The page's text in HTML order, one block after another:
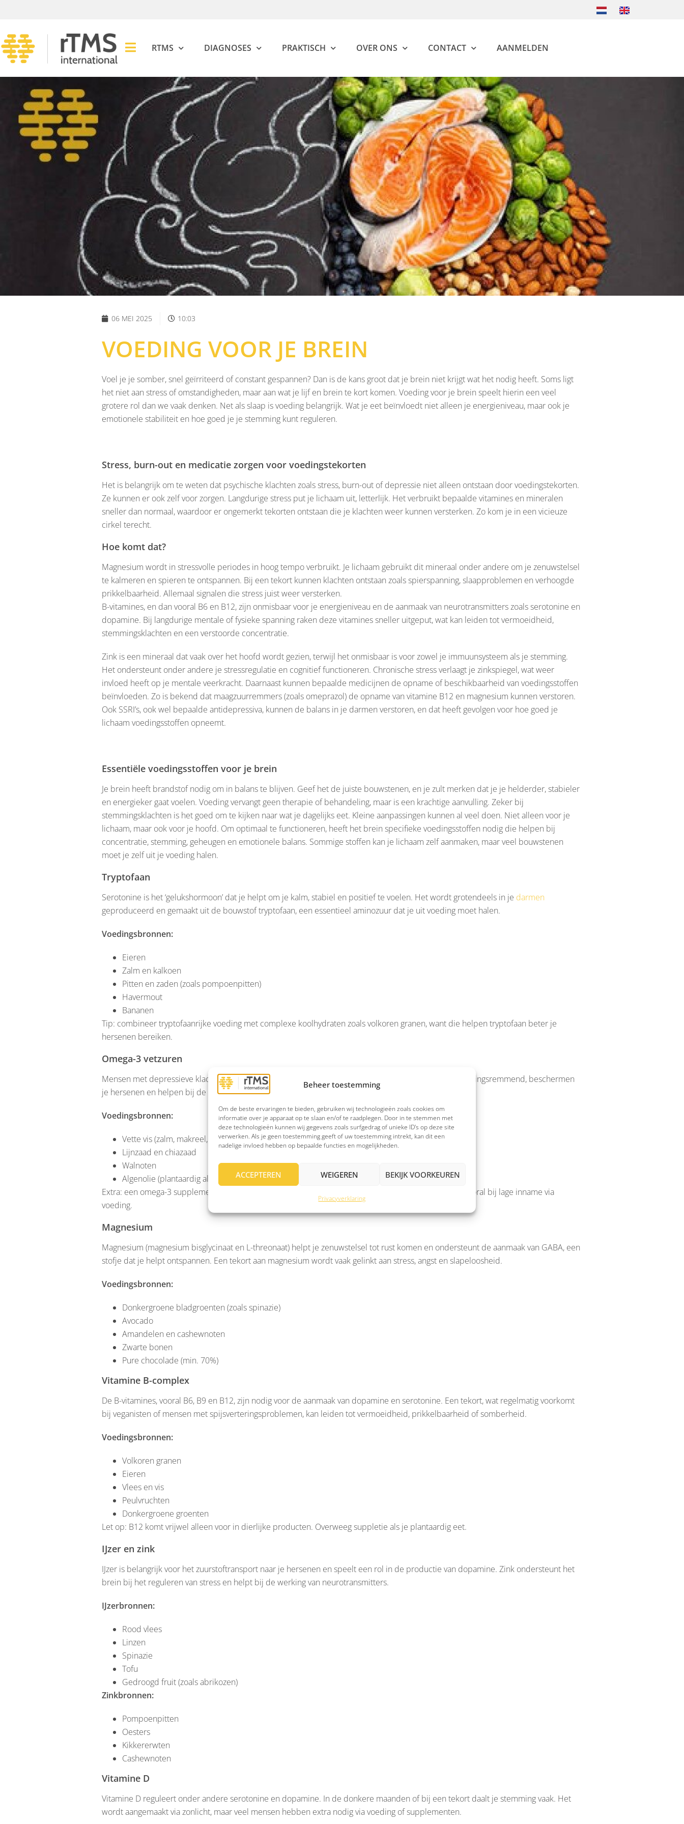
Beheer toestemming
Om de beste ervaringen te bieden, gebruiken wij technologieën zoals cookies om
informatie over je apparaat op te slaan en/of te raadplegen. Door in te stemmen met
deze technologieën kunnen wij gegevens zoals surfgedrag of unieke ID's op deze site
verwerken. Als je geen toestemming geeft of uw toestemming intrekt, kan dit een
nadelige invloed hebben op bepaalde functies en mogelijkheden.
ACCEPTEREN WEIGEREN BEKIJK VOORKEUREN
Privacyverklaring
RTMS DIAGNOSES PRAKTISCH OVER ONS CONTACT AANMELDEN
06 MEI 2025 10:03
VOEDING VOOR JE BREIN
Voel je je somber, snel geïrriteerd of constant gespannen? Dan is de kans groot dat je brein niet krijgt wat het nodig heeft. Soms ligt
het niet aan stress of omstandigheden, maar aan wat je lijf en brein te kort komen. Voeding voor je brein speelt hierin een veel
grotere rol dan we vaak denken. Net als slaap is voeding belangrijk. Wat je eet beïnvloedt niet alleen je energieniveau, maar ook je
emotionele stabiliteit en hoe goed je je stemming kunt reguleren.
Stress, burn-out en medicatie zorgen voor voedingstekorten
Het is belangrijk om te weten dat psychische klachten zoals stress, burn-out of depressie niet alleen ontstaan door voedingstekorten.
Ze kunnen er ook zelf voor zorgen. Langdurige stress put je lichaam uit, letterlijk. Het verbruikt bepaalde vitamines en mineralen
sneller dan normaal, waardoor er ongemerkt tekorten ontstaan die je klachten weer kunnen versterken. Zo kom je in een vicieuze
cirkel terecht.
Hoe komt dat?
Magnesium wordt in stressvolle periodes in hoog tempo verbruikt. Je lichaam gebruikt dit mineraal onder andere om je zenuwstelsel
te kalmeren en spieren te ontspannen. Bij een tekort kunnen klachten ontstaan zoals spierspanning, slaapproblemen en verhoogde
prikkelbaarheid. Allemaal signalen die stress juist weer versterken.
B-vitamines, en dan vooral B6 en B12, zijn onmisbaar voor je energieniveau en de aanmaak van neurotransmitters zoals serotonine en
dopamine. Bij langdurige mentale of fysieke spanning raken deze vitamines sneller uitgeput, wat kan leiden tot vermoeidheid,
stemmingsklachten en een verstoorde concentratie.
Zink is een mineraal dat vaak over het hoofd wordt gezien, terwijl het onmisbaar is voor zowel je immuunsysteem als je stemming.
Het ondersteunt onder andere je stressregulatie en cognitief functioneren. Chronische stress verlaagt je zinkspiegel, wat weer
invloed heeft op je mentale veerkracht. Daarnaast kunnen bepaalde medicijnen de opname of beschikbaarheid van voedingsstoffen
beïnvloeden. Zo is bekend dat maagzuurremmers (zoals omeprazol) de opname van vitamine B12 en magnesium kunnen verstoren.
Ook SSRI’s, ook wel bepaalde antidepressiva, kunnen de balans in je darmen verstoren, en dat heeft gevolgen voor hoe goed je
lichaam voedingsstoffen opneemt.
Essentiële voedingsstoffen voor je brein
Je brein heeft brandstof nodig om in balans te blijven. Geef het de juiste bouwstenen, en je zult merken dat je je helderder, stabieler
en energieker gaat voelen. Voeding vervangt geen therapie of behandeling, maar is een krachtige aanvulling. Zeker bij
stemmingsklachten is het goed om te kijken naar wat je dagelijks eet. Kleine aanpassingen kunnen al veel doen. Niet alleen voor je
lichaam, maar ook voor je hoofd. Om optimaal te functioneren, heeft het brein specifieke voedingsstoffen nodig die helpen bij
concentratie, stemming, geheugen en emotionele balans. Sommige stoffen kan je lichaam zelf aanmaken, maar veel bouwstenen
moet je zelf uit je voeding halen.
Tryptofaan
Serotonine is het ‘gelukshormoon’ dat je helpt om je kalm, stabiel en positief te voelen. Het wordt grotendeels in je darmen
geproduceerd en gemaakt uit de bouwstof tryptofaan, een essentieel aminozuur dat je uit voeding moet halen.
Voedingsbronnen:
Eieren
Zalm en kalkoen
Pitten en zaden (zoals pompoenpitten)
Havermout
Bananen
Tip: combineer tryptofaanrijke voeding met complexe koolhydraten zoals volkoren granen, want die helpen tryptofaan beter je
hersenen bereiken.
Omega-3 vetzuren
Mensen met depressieve klachten hebben vaak een tekort aan omega-3. Deze vetzuren werken ontstekingsremmend, beschermen
je hersenen en helpen bij de aanmaak van neurotransmitters zoals serotonine en dopamine.
Voedingsbronnen:
Vette vis (zalm, makreel, haring, sardines)
Lijnzaad en chiazaad
Walnoten
Algenolie (plantaardig alternatief)
Extra: een omega-3 supplement met EPA en DHA kan bij stemmingsklachten ondersteuning bieden, vooral bij lage inname via
voeding.
Magnesium
Magnesium (magnesium bisglycinaat en L-threonaat) helpt je zenuwstelsel tot rust komen en ondersteunt de aanmaak van GABA, een
stofje dat je helpt ontspannen. Een tekort aan magnesium wordt vaak gelinkt aan stress, angst en slapeloosheid.
Voedingsbronnen:
Donkergroene bladgroenten (zoals spinazie)
Avocado
Amandelen en cashewnoten
Zwarte bonen
Pure chocolade (min. 70%)
Vitamine B-complex
De B-vitamines, vooral B6, B9 en B12, zijn nodig voor de aanmaak van dopamine en serotonine. Een tekort, wat regelmatig voorkomt
bij veganisten of mensen met spijsverteringsproblemen, kan leiden tot vermoeidheid, prikkelbaarheid of somberheid.
Voedingsbronnen:
Volkoren granen
Eieren
Vlees en vis
Peulvruchten
Donkergroene groenten
Let op: B12 komt vrijwel alleen voor in dierlijke producten. Overweeg suppletie als je plantaardig eet.
IJzer en zink
IJzer is belangrijk voor het zuurstoftransport naar je hersenen en speelt een rol in de productie van dopamine. Zink ondersteunt het
brein bij het reguleren van stress en helpt bij de werking van neurotransmitters.
IJzerbronnen:
Rood vlees
Linzen
Spinazie
Tofu
Gedroogd fruit (zoals abrikozen)
Zinkbronnen:
Pompoenpitten
Oesters
Kikkererwten
Cashewnoten
Vitamine D
Vitamine D reguleert onder andere serotonine en dopamine. In de donkere maanden of bij een tekort daalt je stemming vaak. Het
wordt aangemaakt via zonlicht, maar veel mensen hebben extra nodig via voeding of supplementen.